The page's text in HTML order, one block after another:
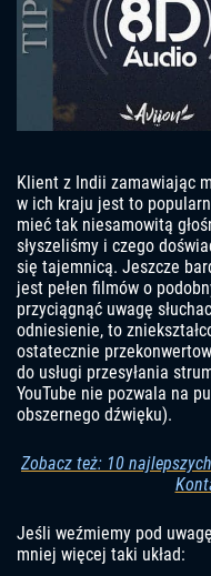
Klient z Indii zamawiając
w ich kraju jest to
mieć tak niesamowitą
słyszeliśmy i czego
się tajemnicą. Jeszcze
jest pełen filmów o
przyciągnąć uwagę
odniesienie, to
ostatecznie
do usługi przesyłania
YouTube nie pozwala na
obszernego dźwięku).
Zobacz też: 10
Jeśli weźmiemy pod
mniej więcej taki układ: